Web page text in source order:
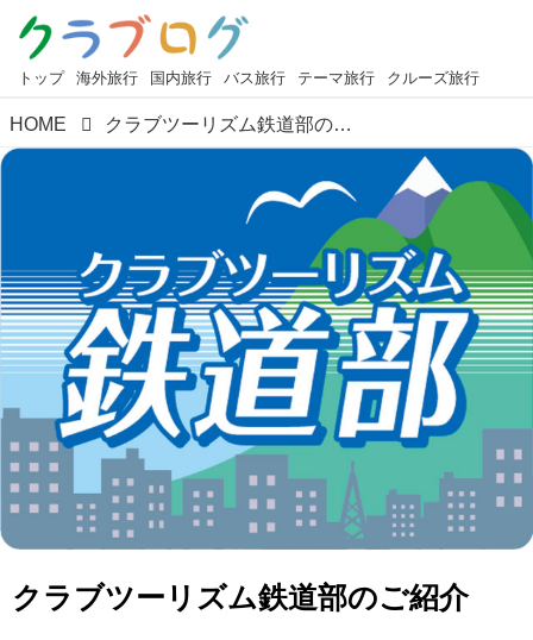
トップ 海外旅行 国内旅行 バス旅行 テーマ旅行 クルーズ旅行
HOME クラブツーリズム鉄道部のご紹介
クラブツーリズム鉄道部のご紹介